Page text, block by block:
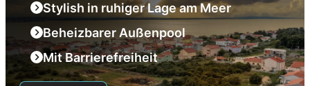
Stylish in ruhiger Lage am Meer
Beheizbarer Außenpool
Mit Barrierefreiheit